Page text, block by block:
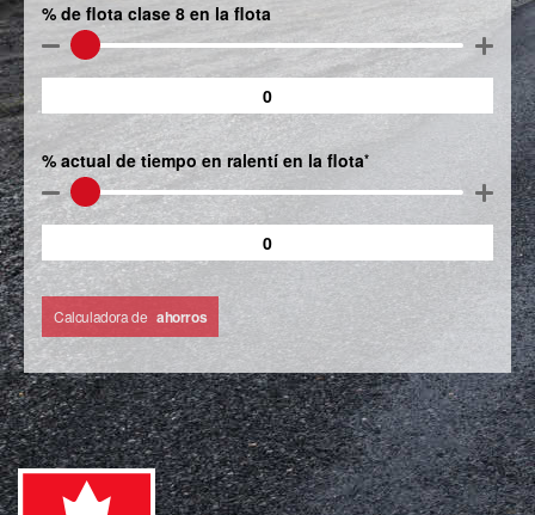
% de flota clase 8 en la flota
% actual de tiempo en ralentí en la flota*
Calculadora de ahorros